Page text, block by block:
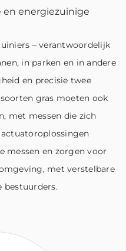
en energiezuinige
– verantwoordelijk
in parken en in andere
en precisie twee
gras moeten ook
met messen die zich
messen en zorgen voor
met verstelbare
bestuurders.